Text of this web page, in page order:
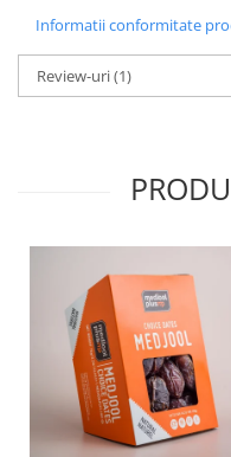
Informatii conformitate
Review-uri(1)